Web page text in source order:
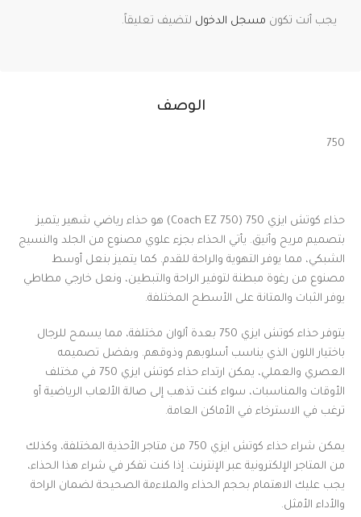
الوصف
750
حذاء كوتش ايزي 750 (Coach EZ 750) هو حذاء رياضي شهير يتميز
بتصميم مريح وأنيق. يأتي الحذاء بجزء علوي مصنوع من الجلد والنسيج
الشبكي، مما يوفر التهوية والراحة للقدم. كما يتميز بنعل أوسط
مصنوع من رغوة مبطنة لتوفير الراحة والتبطين، ونعل خارجي مطاطي
يوفر الثبات والمتانة على الأسطح المختلفة.
يتوفر حذاء كوتش ايزي 750 بعدة ألوان مختلفة، مما يسمح للرجال
باختيار اللون الذي يناسب أسلوبهم وذوقهم. وبفضل تصميمه
العصري والعملي، يمكن ارتداء حذاء كوتش ايزي 750 في مختلف
الأوقات والمناسبات، سواء كنت تذهب إلى صالة الألعاب الرياضية أو
ترغب في الاسترخاء في الأماكن العامة.
يمكن شراء حذاء كوتش ايزي 750 من متاجر الأحذية المختلفة، وكذلك
من المتاجر الإلكترونية عبر الإنترنت. إذا كنت تفكر في شراء هذا الحذاء،
يجب عليك الاهتمام بحجم الحذاء والملاءمة الصحيحة لضمان الراحة
والأداء الأمثل.
يجب أنت تكون مسجل الدخول لتضيف تعليقاً.